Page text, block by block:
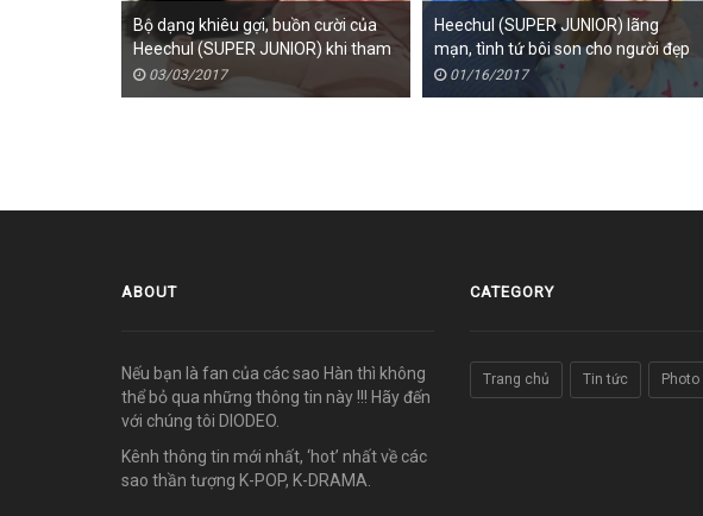
Bộ dạng khiêu gợi, buồn cười của
Heechul (SUPER JUNIOR) khi tham
gia thử thách của chương trình
03/03/2017
Heechul (SUPER JUNIOR) lãng
mạn, tình tứ bôi son cho người đẹp
Dara01/16/2017
ABOUT
Nếu bạn là fan của các sao Hàn thì không
thể bỏ qua những thông tin này !!! Hãy đến
với chúng tôi DIODEO.
Kênh thông tin mới nhất, ‘hot’ nhất về các
sao thần tượng K-POP, K-DRAMA.
CATEGORY
Trang chủ Tin tức Photo